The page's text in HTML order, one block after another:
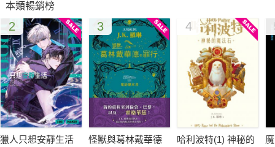
本類暢銷榜
2
獵人只想安靜生活
3
怪獸與葛林戴華德
4
哈利波特(1) 神秘的